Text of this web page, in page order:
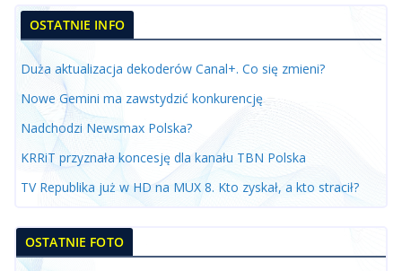
OSTATNIE INFO
Duża aktualizacja dekoderów Canal+. Co się zmieni?
Nowe Gemini ma zawstydzić konkurencję
Nadchodzi Newsmax Polska?
KRRiT przyznała koncesję dla kanału TBN Polska
TV Republika już w HD na MUX 8. Kto zyskał, a kto stracił?
OSTATNIE FOTO